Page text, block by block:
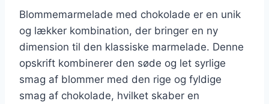
Blommemarmelade med chokolade er en unik
og lækker kombination, der bringer en ny
dimension til den klassiske marmelade. Denne
opskrift kombinerer den søde og let syrlige
smag af blommer med den rige og fyldige
smag af chokolade, hvilket skaber en